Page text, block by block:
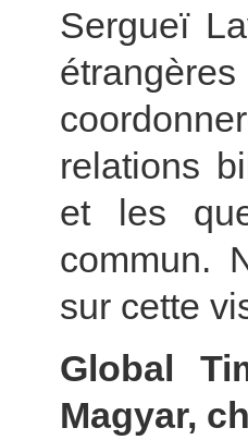
Sergueï
relations
et les
commun.
sur cette
Global
Magyar,